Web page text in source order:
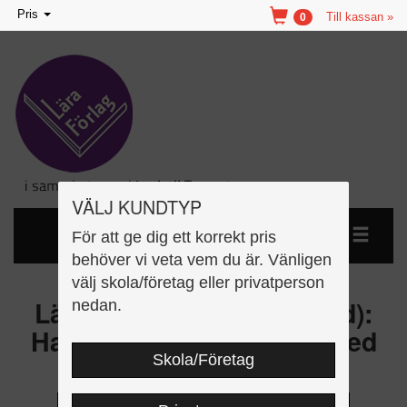
VÄLJ KUNDTYP
För att ge dig ett korrekt pris
behöver vi veta vem du är. Vänligen
välj skola/företag eller privatperson
nedan.
Skola/Företag
Toggle
navigation
Pris Till kassan »
0
Lätt att läsa för vuxna (röd):
Halima lär sig svenska, med
bildordlista